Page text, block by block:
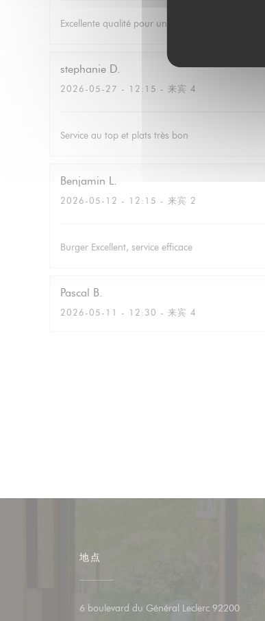
Excellente qualité pour un prix correcte avec du
stephanie D
2026-05-27 - 12:15 - 来宾 4
Service au top et plats très bon
Benjamin L
2026-05-12 - 12:15 - 来宾 2
Burger Excellent, service efficace
Pascal B
2026-05-11 - 12:30 - 来宾 4
地点
6 boulevard du Général Leclerc 92200